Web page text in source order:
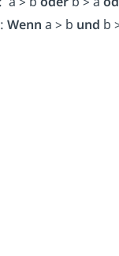
Wenn a > b und b